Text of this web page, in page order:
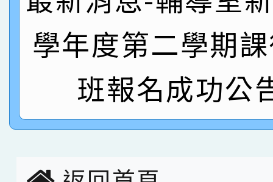
名 指導老師王老師、
園市英語競賽國小朗讀
賀！本校參加桃園市中
賽 劉文瑛教師榮獲教
臺灣台語-第二名
賀！本校參與2026世
市賽榮獲科學小創客佳
學年度第二學期
班報名成功公